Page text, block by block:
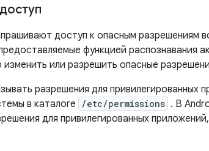
доступ к опасным разрешениям
функцией распознавания
или разрешить опасные
разрешения для привилегированных
в каталоге
/etc/permissions . В
для привилегированных